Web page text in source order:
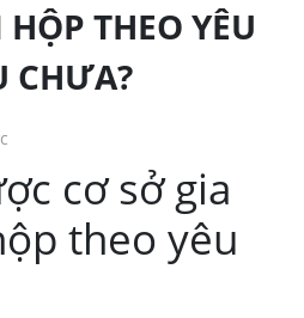
THEO YÊU
CHƯA?
cơ sở gia
theo yêu